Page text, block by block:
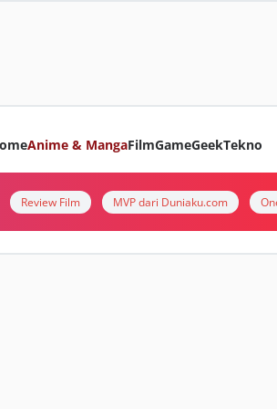
Anime & MangaFilmGameGeekTekno
Review Film MVP dari Duniaku.com